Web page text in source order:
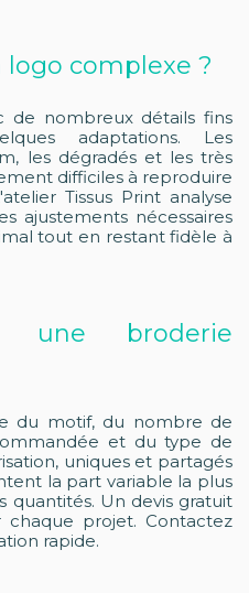
complexe ?
de nombreux détails fins
adaptations. Les
les dégradés et les très
difficiles à reproduire
Tissus Print analyse
ajustements nécessaires
tout en restant fidèle à
une broderie
du motif, du nombre de
et du type de
uniques et partagés
la part variable la plus
quantités. Un devis gratuit
projet. Contactez
rapide.